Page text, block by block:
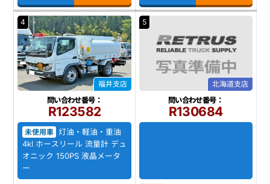
4
福井支店
問い合わせ番号：
R123582
未使用車 灯油・軽油・重油
4kl ホースリール 流量計 デュ
オニック 150PS 液晶メータ
ー
5
北海道支店
問い合わせ番号：
R130684